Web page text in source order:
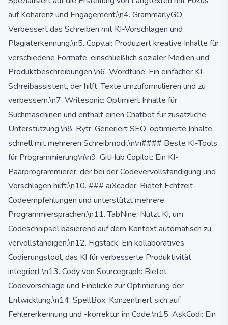
auf Kohärenz und Engagement.\n4. GrammarlyGO:
Verbessert das Schreiben mit KI-Vorschlägen und
Plagiaterkennung.\n5. Copy.ai: Produziert kreative Inhalte für
verschiedene Formate, einschließlich sozialer Medien und
Produktbeschreibungen.\n6. Wordtune: Ein einfacher KI-
Schreibassistent, der hilft, Texte umzuformulieren und zu
verbessern.\n7. Writesonic: Optimiert Inhalte für
Suchmaschinen und enthält einen Chatbot für zusätzliche
Unterstützung.\n8. Rytr: Generiert SEO-optimierte Inhalte
schnell mit mehreren Schreibmodi.\n\n#### Beste KI-Tools
für Programmierung\n\n9. GitHub Copilot: Ein KI-
Paarprogrammierer, der bei der Codevervollständigung und
Vorschlägen hilft.\n10. ### aiXcoder: Bietet Echtzeit-
Codeempfehlungen und unterstützt mehrere
Programmiersprachen.\n11. TabNine: Nutzt KI, um
Codeschnipsel basierend auf dem Kontext automatisch zu
vervollständigen.\n12. Figstack: Ein kollaboratives
Codierungstool, das KI für verbesserte Produktivität
integriert.\n13. Cody von Sourcegraph: Bietet
Codevorschläge und Einblicke zur Optimierung der
Entwicklung.\n14. SpellBox: Konzentriert sich auf
Fehlererkennung und -korrektur im Code.\n15. AskCodi: Ein